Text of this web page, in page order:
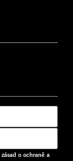
zásad o ochraně a